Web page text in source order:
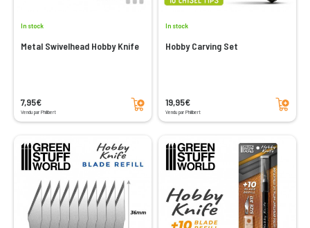
In stock
Metal Swivelhead Hobby Knife
7,95€
Vendu par Philibert
Add to cart
In stock
Hobby Carving Set
19,95€
Vendu par Philibert
Add to cart